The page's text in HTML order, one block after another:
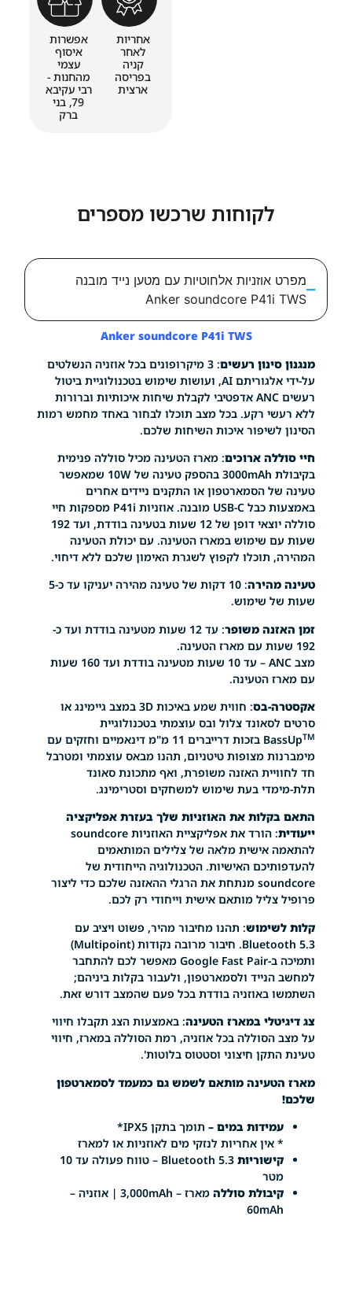
אפשרות
איסוף
עצמי
מהחנות -
רבי עקיבא
לקוחות שרכשו מספרים
אלחוטיות עם מטען נייד מובנה
Anker soundcore P41i
Anker soundcore P41i TWS
רעשים
: 3 מיקרופונים בכל אוזניה הנשלטים
על-ידי אלגוריתם AI, ועושות שימוש בטכנולוגיית ביטול
רעשים ANC אדפטיבי לקבלת שיחות איכותיות וברורות
רקע. בכל מצב תוכלו לבחור באחד מחמש רמות
איכות השיחות שלכם.
ארוכים: מארז הטעינה מכיל סוללה פנימית
בקיבולת 3000mAh בהספק טעינה של 10W שמאפשר
הסמארטפון או התקנים ניידים אחרים
באמצעות כבל USB-C מובנה. אוזניות P41i מספקות חיי
סוללה יוצאי דופן של 12 שעות בטעינה בודדת, ועד 192
שימוש במארז הטעינה. עם יכולת הטעינה
תוכלו לקפוץ לשגרת האימון שלכם ללא דיחוי.
: 10 דקות של טעינה מהירה יעניקו עד כ-5
שימוש.
משופר
: עד 12 שעות מטעינה בודדת ועד כ-
מצב ANC – עד 10 שעות מטעינה בודדת ועד 160 שעות
הטעינה.
: חווית שמע באיכות 3D במצב גיימינג או
צלול ובס עוצמתי בטכנולוגיית
בזכות דרייברים 11 מ"מ דינאמיים וחזקים עם
מצופות טיטניום, תהנו מבאס עוצמתי ומטרבל
האזנה משופרת, ואף מתכונת סאונד
בעת שימוש למשחקים וסטרימינג.
את האוזניות שלך בעזרת אפליקציה
: הורד את אפליקציית האוזניות soundcore
אישית מלאה של צלילים המותאמים
האישיות. הטכנולוגיה הייחודית של
soundcore מנתחת את הרגלי ההאזנה שלכם כדי ליצור
מותאם אישית וייחודי רק לכם.
: תהנו מחיבור מהיר, פשוט ויציב עם
Bluetooth 5.3. חיבור מרובה נקודות (Multipoint)
ותמיכה ב-Google Fast Pair מאפשר לכם להתחבר
ולסמארטפון, ולעבור בקלות ביניהם;
באוזניה בודדת בכל פעם שהמצב דורש זאת.
במארז הטעינה: באמצעות הצג תקבלו חיווי
בכל אוזניה, רמת הסוללה במארז, חיווי
חיצוני וסטטוס בלוטות'.
מותאם לשמש גם כמעמד לסמארטפון
במים –תומך בתקן IPX5*
אחריות לנזקי מים לאוזניות או למארז
Bluetooth 5.3 – טווח פעולה עד 10
סוללה
מארז – 3,000mAh | אוזניה –